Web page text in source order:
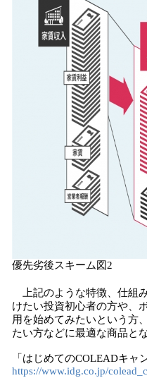
優先劣後スキーム図2
上記のような特徴、仕組
けたい投資初心者の方や、
用を始めてみたいという方
たい方などに最適な商品と
「はじめてのCOLEADキャ
https://www.idg.co.jp/